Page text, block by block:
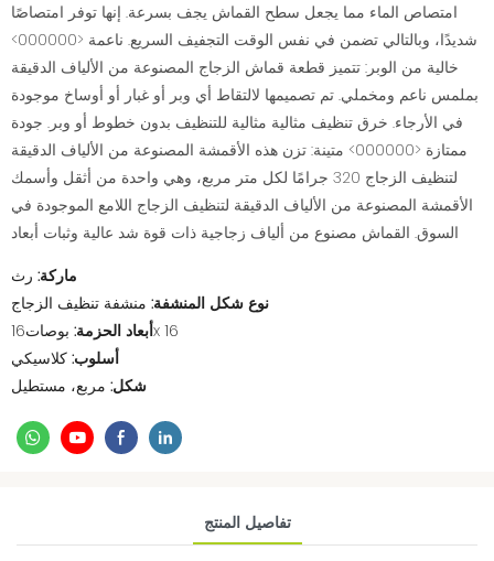
امتصاص الماء مما يجعل سطح القماش يجف بسرعة. إنها توفر امتصاصًا
شديدًا، وبالتالي تضمن في نفس الوقت التجفيف السريع. ناعمة <000000>
خالية من الوبر: تتميز قطعة قماش الزجاج المصنوعة من الألياف الدقيقة
بملمس ناعم ومخملي. تم تصميمها لالتقاط أي وبر أو غبار أو أوساخ موجودة
في الأرجاء. خرق تنظيف مثالية مثالية للتنظيف بدون خطوط أو وبر. جودة
ممتازة <000000> متينة: تزن هذه الأقمشة المصنوعة من الألياف الدقيقة
لتنظيف الزجاج 320 جرامًا لكل متر مربع، وهي واحدة من أثقل وأسمك
الأقمشة المصنوعة من الألياف الدقيقة لتنظيف الزجاج اللامع الموجودة في
السوق. القماش مصنوع من ألياف زجاجية ذات قوة شد عالية وثبات أبعاد
ماركة: رث
نوع شكل المنشفة: منشفة تنظيف الزجاج
أبعاد الحزمة:بوصات16x 16
أسلوب: كلاسيكي
شكل: مربع، مستطيل
تفاصيل المنتج